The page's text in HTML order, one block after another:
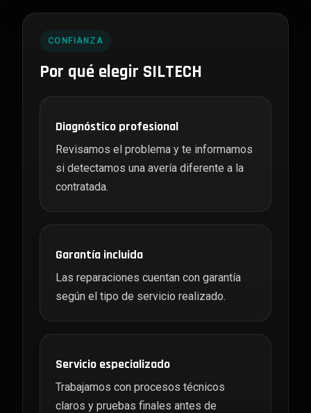
CONFIANZA
Por qué elegir SILTECH
Diagnóstico profesional
Revisamos el problema y te informamos
si detectamos una avería diferente a la
contratada.
Garantía incluida
Las reparaciones cuentan con garantía
según el tipo de servicio realizado.
Servicio especializado
Trabajamos con procesos técnicos
claros y pruebas finales antes de